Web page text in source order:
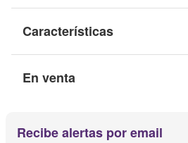
Características
En venta
Recibe alertas por email